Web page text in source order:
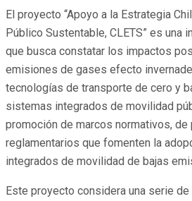
El proyecto “Apoyo a la Estrategia
Público Sustentable, CLETS” es una
que busca constatar los impactos
emisiones de gases efecto
tecnologías de transporte de cero y
sistemas integrados de movilidad
promoción de marcos normativos, de
reglamentarios que fomenten la
integrados de movilidad de bajas
Este proyecto considera una serie